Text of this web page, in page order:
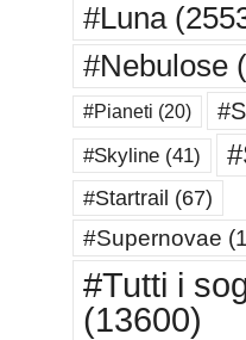
#Luna
#Nebulose
#Pianeti (20)
#Skyline(41)
#Startrail (67)
#Supernovae
#Tutti i
(13600)